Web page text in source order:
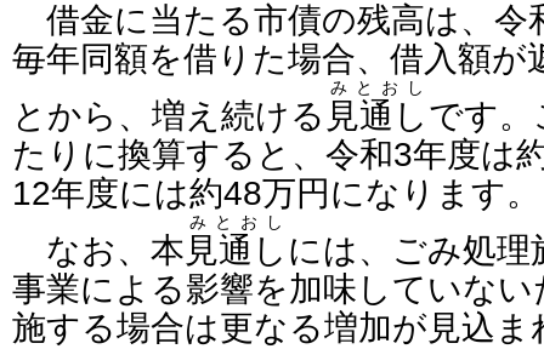
借金に当たる市債の残高は、令
毎年同額を借りた場合、借入額が
とから、増え続ける 見通し
みとおし
です。
たりに換算すると、令和3年度は
12年度には約48万円になります。
なお、本 見通し
みとおし
には、ごみ処理
事業による影響を加味していな
施する場合は更なる増加が見込ま